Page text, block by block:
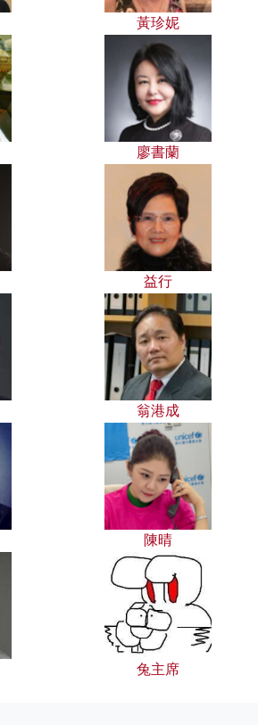
黃珍妮
廖書蘭
益行
翁港成
陳晴
兔主席